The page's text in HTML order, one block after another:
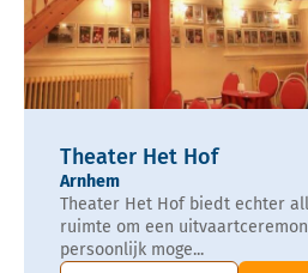
Theater Het Hof
Arnhem
Theater Het Hof biedt echter
ruimte om een
persoonlijk moge...